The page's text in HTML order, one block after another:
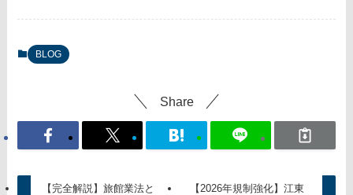
BLOG
Share
【完全解説】旅館業法と
【2026年規制強化】江東